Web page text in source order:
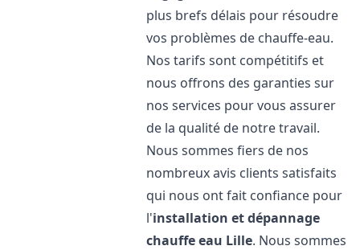
plus brefs délais pour résoudre
vos problèmes de chauffe-eau.
Nos tarifs sont compétitifs et
nous offrons des garanties sur
nos services pour vous assurer
de la qualité de notre travail.
Nous sommes fiers de nos
nombreux avis clients satisfaits
qui nous ont fait confiance pour
l'installation et dépannage
chauffe eau Lille. Nous sommes